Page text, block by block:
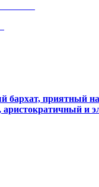
бархат, приятный
аристократичный и